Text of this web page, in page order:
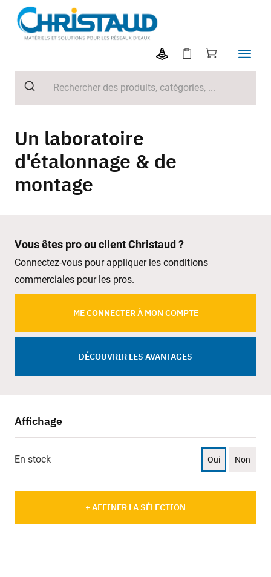
Un laboratoire
d'étalonnage & de
montage
Vous êtes pro ou client Christaud ?
Connectez-vous pour appliquer les conditions
commerciales pour les pros.
ME CONNECTER À MON COMPTE
DÉCOUVRIR LES AVANTAGES
Affichage
En stock Oui Non
+ AFFINER LA SÉLECTION